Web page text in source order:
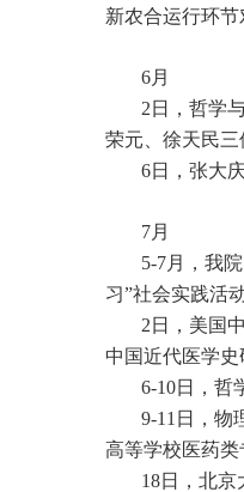
新农合运行环
6月
2日，哲学
荣元、徐天民三
6日，张大
7月
5-7月，我
习”社会实践活动
2日，美国
中国近代医学史
6-10日，哲
9-11日，物
高等学校医药类
18日，北